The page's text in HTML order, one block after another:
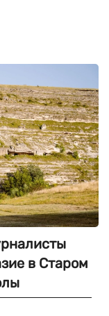
в Старом